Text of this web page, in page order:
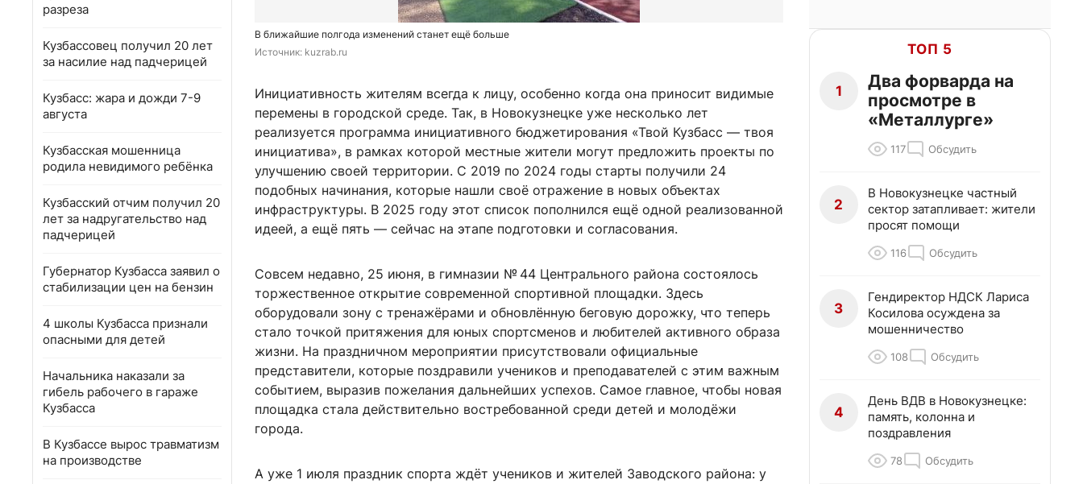
разреза
Кузбассовец получил 20 лет
за насилие над падчерицей
Кузбасс: жара и дожди 7-9
августа
Кузбасская мошенница
родила невидимого ребёнка
Кузбасский отчим получил 20
лет за надругательство над
падчерицей
Губернатор Кузбасса заявил о
стабилизации цен на бензин
4 школы Кузбасса признали
опасными для детей
Начальника наказали за
гибель рабочего в гараже
Кузбасса
В Кузбассе вырос травматизм
на производстве
В ближайшие полгода изменений станет ещё больше
Источник: kuzrab.ru
Инициативность жителям всегда к лицу, особенно когда она приносит видимые
перемены в городской среде. Так, в Новокузнецке уже несколько лет
реализуется программа инициативного бюджетирования «Твой Кузбасс — твоя
инициатива», в рамках которой местные жители могут предложить проекты по
улучшению своей территории. С 2019 по 2024 годы старты получили 24
подобных начинания, которые нашли своё отражение в новых объектах
инфраструктуры. В 2025 году этот список пополнился ещё одной реализованной
идеей, а ещё пять — сейчас на этапе подготовки и согласования.
Совсем недавно, 25 июня, в гимназии № 44 Центрального района состоялось
торжественное открытие современной спортивной площадки. Здесь
оборудовали зону с тренажёрами и обновлённую беговую дорожку, что теперь
стало точкой притяжения для юных спортсменов и любителей активного образа
жизни. На праздничном мероприятии присутствовали официальные
представители, которые поздравили учеников и преподавателей с этим важным
событием, выразив пожелания дальнейших успехов. Самое главное, чтобы новая
площадка стала действительно востребованной среди детей и молодёжи
города.
А уже 1 июля праздник спорта ждёт учеников и жителей Заводского района: у
ТОП 5
1
Два форварда на
просмотре в
«Металлурге»
117 Обсудить
2
В Новокузнецке частный
сектор затапливает: жители
просят помощи
116 Обсудить
3
Гендиректор НДСК Лариса
Косилова осуждена за
мошенничество
108 Обсудить
4
День ВДВ в Новокузнецке:
память, колонна и
поздравления
78 Обсудить